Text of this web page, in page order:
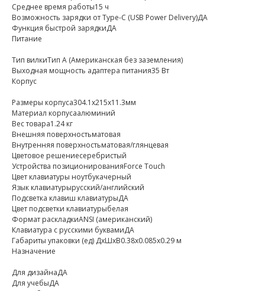
Среднее время работы15 ч
Возможность зарядки от Type-C (USB Power Delivery)ДА
Функция быстрой зарядкиДА
Питание
Тип вилкиТип A (Американская без заземления)
Выходная мощность адаптера питания35 Вт
Корпус
Размеры корпуса304.1x215x11.3мм
Материал корпусаалюминий
Вес товара1.24 кг
Внешняя поверхностьматовая
Внутренняя поверхностьматовая/глянцевая
Цветовое решениесеребристый
Устройства позиционированияForce Touch
Цвет клавиатуры ноутбукачерный
Язык клавиатурырусский/английский
Подсветка клавиш клавиатурыДА
Цвет подсветки клавиатурыбелая
Формат раскладкиANSI (американский)
Клавиатура с русскими буквамиДА
Габариты упаковки (ед) ДхШхВ0.38x0.085x0.29 м
Назначение
Для дизайнаДА
Для учебыДА